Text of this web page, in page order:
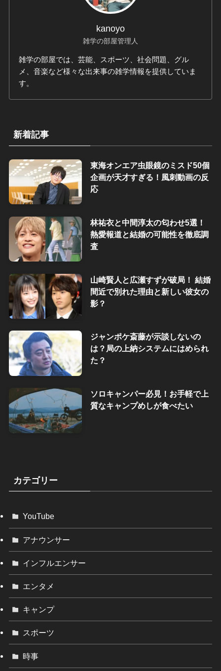
kanoyo
雑学の部屋管理人
雑学の部屋では、芸能、スポーツ、社会問題、グル
メ、音楽など様々な出来事の雑学情報を提供していま
す。
新着記事
東海オンエア虫眼鏡のミスド50個
企画が天才すぎる！風刺動画の反
応
林祐衣と中間淳太の匂わせ5選！
熱愛報道と結婚の可能性を徹底調
査
山崎賢人と広瀬すずが破局！ 結婚
間近で別れた理由と新しい彼女の
影？
ジャンポケ斎藤が示談しないの
は？局の上納システムにはめられ
た？
ソロキャンパー必見！お手軽で上
質なキャンプめしが食べたい
カテゴリー
YouTube
アナウンサー
インフルエンサー
エンタメ
キャンプ
スポーツ
時事